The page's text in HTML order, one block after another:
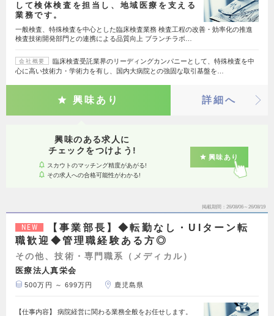
して検体検査を担当し、地域医療を支える
業務です。
一般検査、特殊検査を中心とした臨床検査業務 検査工程の改善・効率化の推進
検査技術開発部門との連携による品質向上 ブランチラボ…
会社概要
臨床検査受託業界のリーディングカンパニーとして、特殊検査を中
心に高い技術力・学術力を有し、国内大病院との強固な取引基盤を…
興味あり 詳細へ
興味のある求人に
チェックをつけよう!
スカウトのマッチング精度があがる!
その求人への合格可能性がわかる!
興味あり
掲載期間 26/08/06～26/08/19
NEW
【事業部長】◆転勤なし・UIターン転
職歓迎◆管理職経験ある方◎
その他、技術・専門職系（メディカル）
医療法人真栄会
500万円 ～ 699万円 鹿児島県
【仕事内容】 病院経営に関わる業務全般をお任せします。